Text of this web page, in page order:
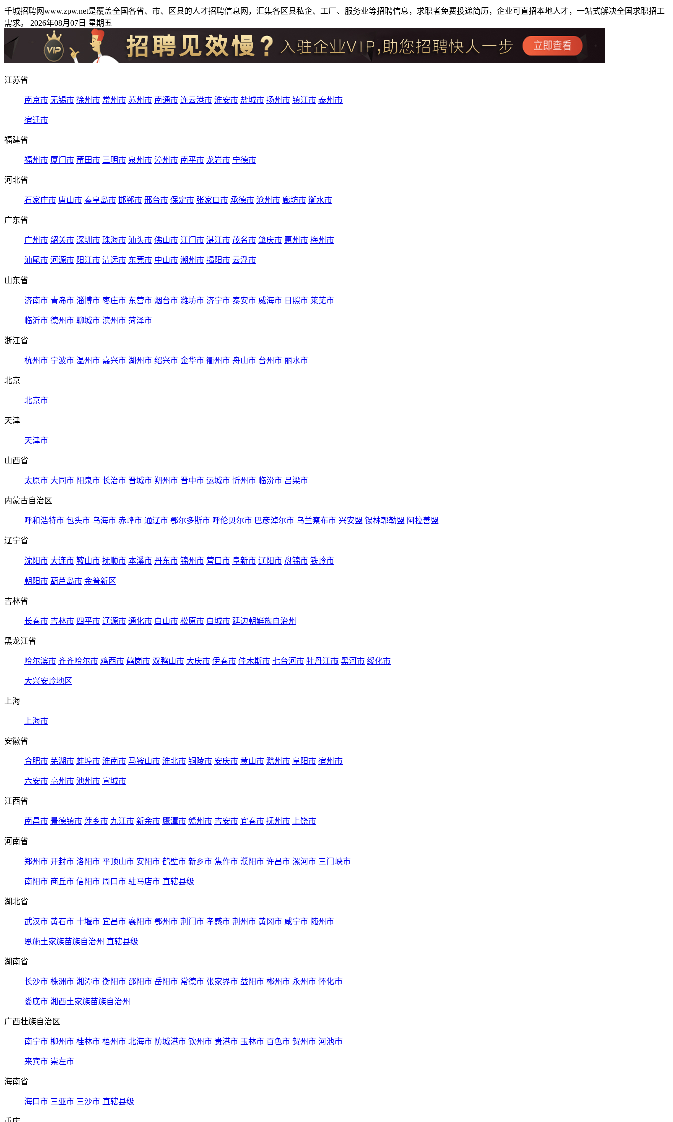
千城招聘网www.zpw.net是覆盖全国各省、市、区县的人才招聘信息网，汇集各区县私企、工厂、服务业等招聘信息，求职者免费投递简历，企业可直招本地人才，一站式解决全国求职招工
需求。 2026年08月07日 星期五
江苏省
南京市 无锡市 徐州市 常州市 苏州市 南通市 连云港市 淮安市 盐城市 扬州市 镇江市 泰州市
宿迁市
福建省
福州市 厦门市 莆田市 三明市 泉州市 漳州市 南平市 龙岩市 宁德市
河北省
石家庄市 唐山市 秦皇岛市 邯郸市 邢台市 保定市 张家口市 承德市 沧州市 廊坊市 衡水市
广东省
广州市 韶关市 深圳市 珠海市 汕头市 佛山市 江门市 湛江市 茂名市 肇庆市 惠州市 梅州市
汕尾市 河源市 阳江市 清远市 东莞市 中山市 潮州市 揭阳市 云浮市
山东省
济南市 青岛市 淄博市 枣庄市 东营市 烟台市 潍坊市 济宁市 泰安市 威海市 日照市 莱芜市
临沂市 德州市 聊城市 滨州市 菏泽市
浙江省
杭州市 宁波市 温州市 嘉兴市 湖州市 绍兴市 金华市 衢州市 舟山市 台州市 丽水市
北京
北京市
天津
天津市
山西省
太原市 大同市 阳泉市 长治市 晋城市 朔州市 晋中市 运城市 忻州市 临汾市 吕梁市
内蒙古自治区
呼和浩特市 包头市 乌海市 赤峰市 通辽市 鄂尔多斯市 呼伦贝尔市 巴彦淖尔市 乌兰察布市 兴安盟 锡林郭勒盟 阿拉善盟
辽宁省
沈阳市 大连市 鞍山市 抚顺市 本溪市 丹东市 锦州市 营口市 阜新市 辽阳市 盘锦市 铁岭市
朝阳市 葫芦岛市 金普新区
吉林省
长春市 吉林市 四平市 辽源市 通化市 白山市 松原市 白城市 延边朝鲜族自治州
黑龙江省
哈尔滨市 齐齐哈尔市 鸡西市 鹤岗市 双鸭山市 大庆市 伊春市 佳木斯市 七台河市 牡丹江市 黑河市 绥化市
大兴安岭地区
上海
上海市
安徽省
合肥市 芜湖市 蚌埠市 淮南市 马鞍山市 淮北市 铜陵市 安庆市 黄山市 滁州市 阜阳市 宿州市
六安市 亳州市 池州市 宣城市
江西省
南昌市 景德镇市 萍乡市 九江市 新余市 鹰潭市 赣州市 吉安市 宜春市 抚州市 上饶市
河南省
郑州市 开封市 洛阳市 平顶山市 安阳市 鹤壁市 新乡市 焦作市 濮阳市 许昌市 漯河市 三门峡市
南阳市 商丘市 信阳市 周口市 驻马店市 直辖县级
湖北省
武汉市 黄石市 十堰市 宜昌市 襄阳市 鄂州市 荆门市 孝感市 荆州市 黄冈市 咸宁市 随州市
恩施土家族苗族自治州 直辖县级
湖南省
长沙市 株洲市 湘潭市 衡阳市 邵阳市 岳阳市 常德市 张家界市 益阳市 郴州市 永州市 怀化市
娄底市 湘西土家族苗族自治州
广西壮族自治区
南宁市 柳州市 桂林市 梧州市 北海市 防城港市 钦州市 贵港市 玉林市 百色市 贺州市 河池市
来宾市 崇左市
海南省
海口市 三亚市 三沙市 直辖县级